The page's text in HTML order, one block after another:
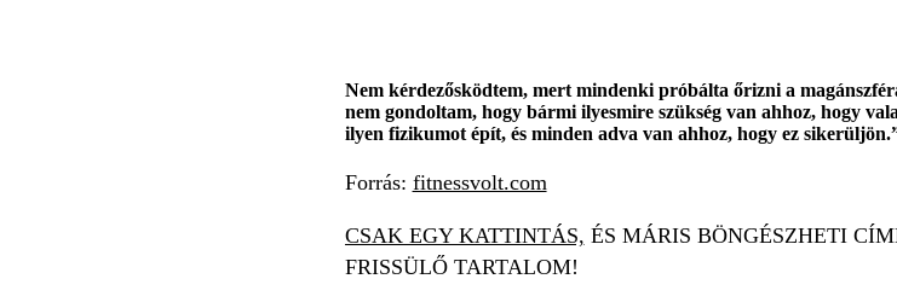
Nem kérdezősködtem, mert mindenki próbálta őrizni a
nem gondoltam, hogy bármi ilyesmire szükség van ahhoz, hogy
ilyen fizikumot épít, és minden adva van ahhoz, hogy ez
Forrás: fitnessvolt.com
CSAK EGY KATTINTÁS, ÉS MÁRIS BÖNGÉSZHETI
FRISSÜLŐ TARTALOM!